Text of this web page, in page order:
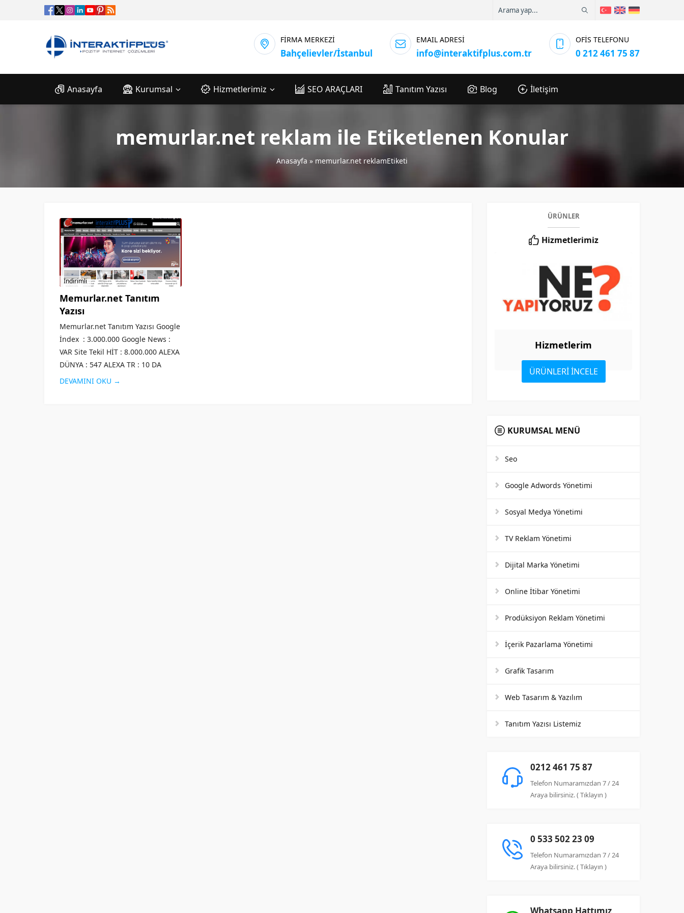
FİRMA MERKEZİ
Bahçelievler/İstanbul
EMAIL ADRESİ
info@interaktifplus.com.tr
OFİS TELEFONU
0 212 461 75 87
Anasayfa Kurumsal Hizmetlerimiz SEO ARAÇLARI Tanıtım Yazısı Blog İletişim
memurlar.net reklam ile Etiketlenen Konular
Anasayfa » memurlar.net reklamEtiketi
İndirimli
Memurlar.net Tanıtım
Yazısı
Memurlar.net Tanıtım Yazısı Google
İndex : 3.000.000 Google News :
VAR Site Tekil HİT : 8.000.000 ALEXA
DÜNYA : 547 ALEXA TR : 10 DA
Değeri : 63 PA Değeri : 54 MOZ
DEVAMINI OKU →
ÜRÜNLER
Hizmetlerimiz
Hizmetlerim
ÜRÜNLERİ İNCELE
KURUMSAL MENÜ
Seo
Google Adwords Yönetimi
Sosyal Medya Yönetimi
TV Reklam Yönetimi
Dijital Marka Yönetimi
Online İtibar Yönetimi
Prodüksiyon Reklam Yönetimi
İçerik Pazarlama Yönetimi
Grafik Tasarım
Web Tasarım & Yazılım
Tanıtım Yazısı Listemiz
0212 461 75 87
Telefon Numaramızdan 7 / 24
Araya bilirsiniz. ( Tıklayın )
0 533 502 23 09
Telefon Numaramızdan 7 / 24
Araya bilirsiniz. ( Tıklayın )
Whatsapp Hattımız